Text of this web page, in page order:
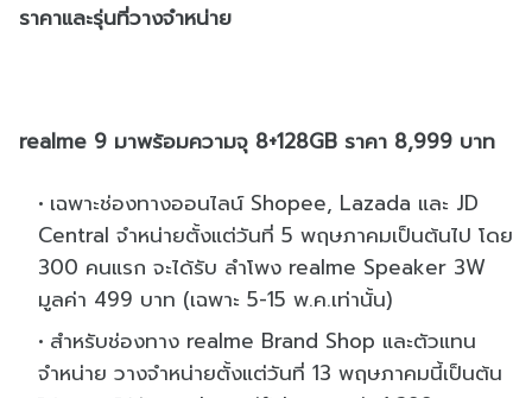
ราคาและรุ่นที่วางจำหน่าย
realme 9 มาพร้อมความจุ 8+128GB ราคา 8,999 บาท
เฉพาะช่องทางออนไลน์ Shopee, Lazada และ JD
Central จำหน่ายตั้งแต่วันที่ 5 พฤษภาคมเป็นต้นไป โดย
300 คนแรก จะได้รับ ลำโพง realme Speaker 3W
มูลค่า 499 บาท (เฉพาะ 5-15 พ.ค.เท่านั้น)
สำหรับช่องทาง realme Brand Shop และตัวแทน
จำหน่าย วางจำหน่ายตั้งแต่วันที่ 13 พฤษภาคมนี้เป็นต้น